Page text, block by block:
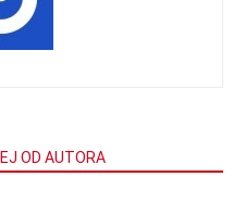
OD AUTORA